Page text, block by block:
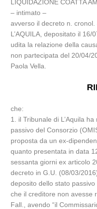
LIQUIDAZIONE COATTA
– intimato –
avverso il decreto n.
L’AQUILA, depositato il 16/
udita la relazione della
non partecipata del 20/04/
Paola Vella.
che:
1. il Tribunale di L’Aquila
passivo del Consorzio
proposta da un ex-
quanto presentata in data
sessanta giorni ex articolo
decreto in G.U. (08/03/
deposito dello stato
che il creditore non avesse
Fall., avendo “il